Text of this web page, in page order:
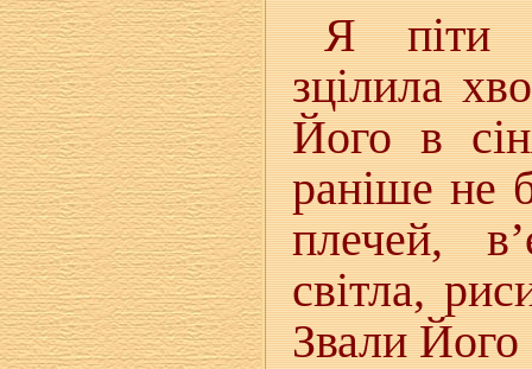
Я піти
зцілила
Його в
раніше не
плечей,
світла,
Звали Його